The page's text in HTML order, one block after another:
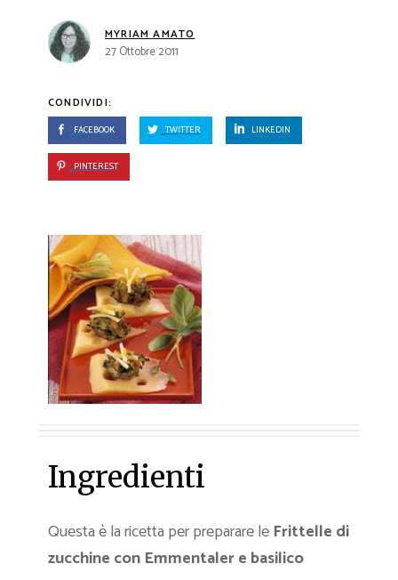
MYRIAM AMATO
27 Ottobre 2011
CONDIVIDI:
FACEBOOK TWITTER LINKEDIN
PINTEREST
Ingredienti
Questa è la ricetta per preparare le Frittelle di
zucchine con Emmentaler e basilico